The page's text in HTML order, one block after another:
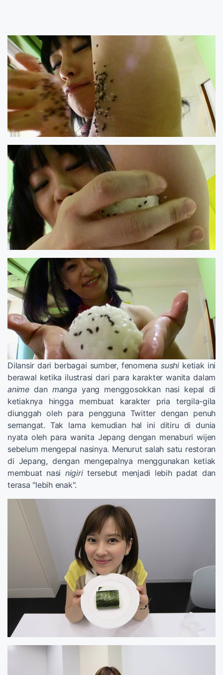
Dilansir dari berbagai sumber, fenomenasushiketiak ini
berawal ketika ilustrasi dari para karakter wanita dalam
animedan manga yang menggosokkan nasi kepal di
ketiaknya hingga membuat karakter pria tergila-gila
diunggah oleh para pengguna Twitter dengan penuh
semangat. Tak lama kemudian hal ini ditiru di dunia
nyata oleh para wanita Jepang dengan menaburi wijen
sebelum mengepal nasinya. Menurut salah satu restoran
di Jepang, dengan mengepalnya menggunakan ketiak
membuat nasi nigiritersebut menjadi lebih padat dan
terasa "lebih enak".